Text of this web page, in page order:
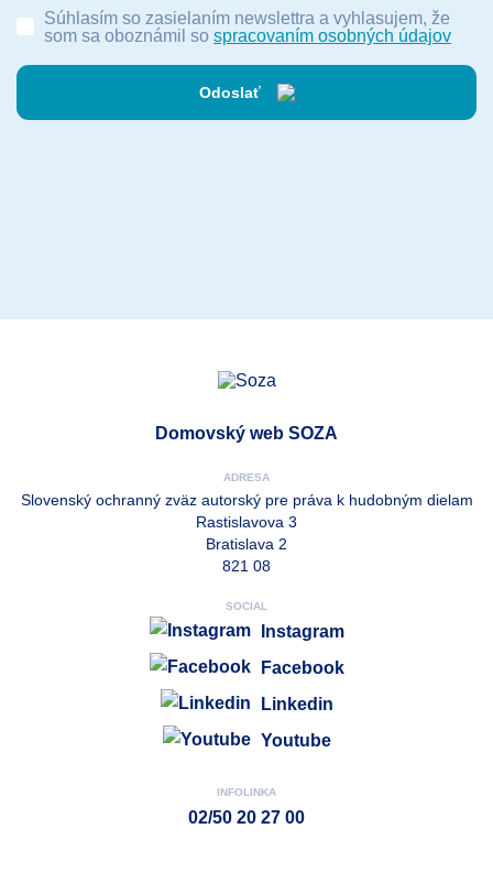
Odoslať
Súhlasím so zasielaním newslettra a vyhlasujem, že
som sa oboznámil so spracovaním osobných údajov
Domovský web SOZA
ADRESA
Slovenský ochranný zväz autorský pre práva k hudobným dielam
Rastislavova 3
Bratislava 2
821 08
SOCIAL
Instagram
Facebook
Linkedin
Youtube
INFOLINKA
02/50 20 27 00